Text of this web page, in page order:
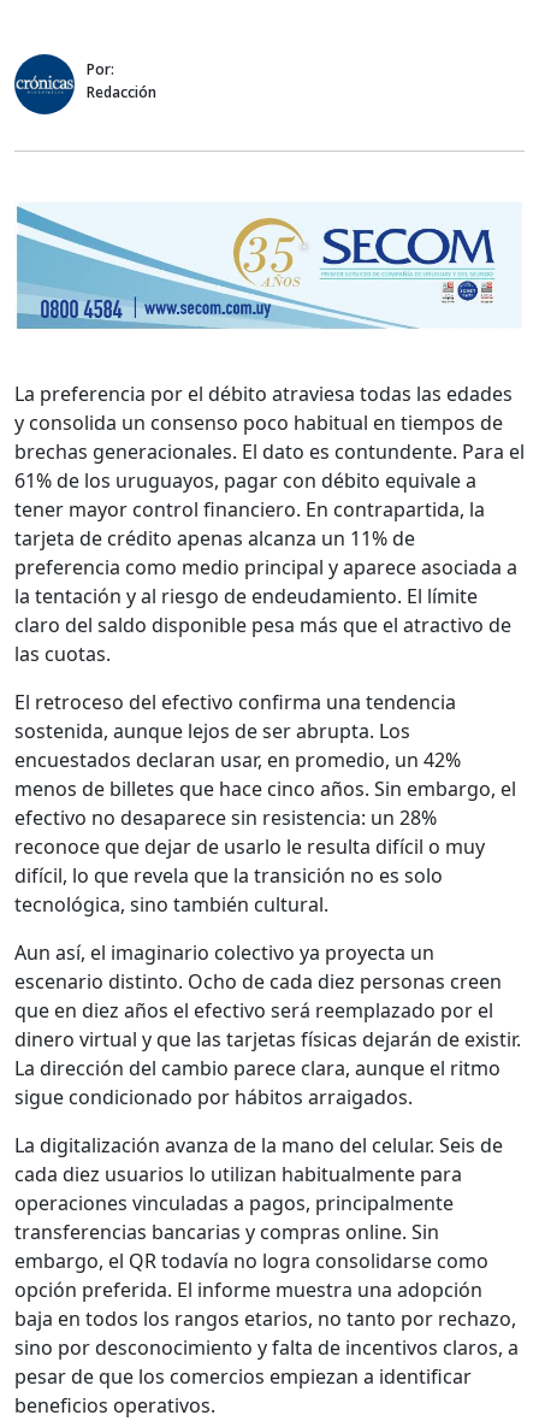
Por:
Redacción
La preferencia por el débito atraviesa todas las edades
y consolida un consenso poco habitual en tiempos de
brechas generacionales. El dato es contundente. Para el
61% de los uruguayos, pagar con débito equivale a
tener mayor control financiero. En contrapartida, la
tarjeta de crédito apenas alcanza un 11% de
preferencia como medio principal y aparece asociada a
la tentación y al riesgo de endeudamiento. El límite
claro del saldo disponible pesa más que el atractivo de
las cuotas.
El retroceso del efectivo confirma una tendencia
sostenida, aunque lejos de ser abrupta. Los
encuestados declaran usar, en promedio, un 42%
menos de billetes que hace cinco años. Sin embargo, el
efectivo no desaparece sin resistencia: un 28%
reconoce que dejar de usarlo le resulta difícil o muy
difícil, lo que revela que la transición no es solo
tecnológica, sino también cultural.
Aun así, el imaginario colectivo ya proyecta un
escenario distinto. Ocho de cada diez personas creen
que en diez años el efectivo será reemplazado por el
dinero virtual y que las tarjetas físicas dejarán de existir.
La dirección del cambio parece clara, aunque el ritmo
sigue condicionado por hábitos arraigados.
La digitalización avanza de la mano del celular. Seis de
cada diez usuarios lo utilizan habitualmente para
operaciones vinculadas a pagos, principalmente
transferencias bancarias y compras online. Sin
embargo, el QR todavía no logra consolidarse como
opción preferida. El informe muestra una adopción
baja en todos los rangos etarios, no tanto por rechazo,
sino por desconocimiento y falta de incentivos claros, a
pesar de que los comercios empiezan a identificar
beneficios operativos.